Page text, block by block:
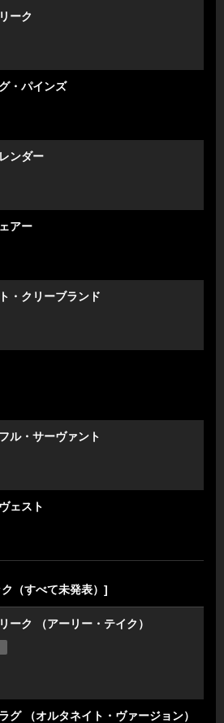
ーク
・パインズ
ンダー
アー
・クリーブランド
ル・サーヴァント
ェスト
（すべて未発表）]
ーク （アーリー・テイク）
グ （オルタネイト・ヴァージョン）